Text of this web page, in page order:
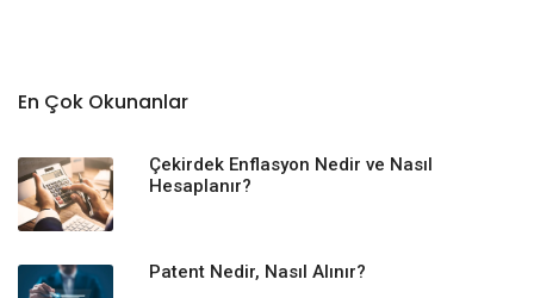
En Çok Okunanlar
Çekirdek Enflasyon Nedir ve Nasıl
Hesaplanır?
Patent Nedir, Nasıl Alınır?